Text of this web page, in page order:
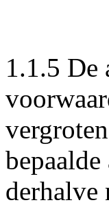
1.1.5 De